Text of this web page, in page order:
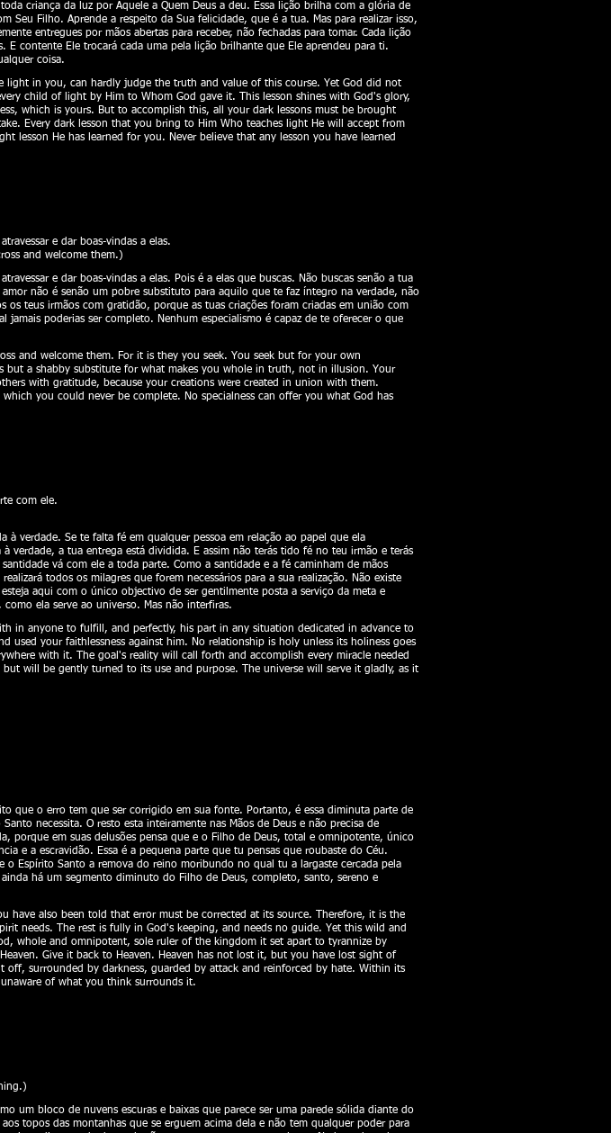
criança da luz por Aquele a Quem Deus a deu. Essa lição brilha com a glória de
Seu Filho. Aprende a respeito da Sua felicidade, que é a tua. Mas para realizar isso,
entregues por mãos abertas para receber, não fechadas para tomar. Cada lição
E contente Ele trocará cada uma pela lição brilhante que Ele aprendeu para ti.
coisa.
in you, can hardly judge the truth and value of this course. Yet God did not
child of light by Him to Whom God gave it. This lesson shines with God's glory,
which is yours. But to accomplish this, all your dark lessons must be brought
Every dark lesson that you bring to Him Who teaches light He will accept from
lesson He has learned for you. Never believe that any lesson you have learned
e dar boas-vindas a elas.
and welcome them.)
e dar boas-vindas a elas. Pois é a elas que buscas. Não buscas senão a tua
não é senão um pobre substituto para aquilo que te faz íntegro na verdade, não
teus irmãos com gratidão, porque as tuas criações foram criadas em união com
jamais poderias ser completo. Nenhum especialismo é capaz de te oferecer o que
and welcome them. For it is they you seek. You seek but for your own
a shabby substitute for what makes you whole in truth, not in illusion. Your
with gratitude, because your creations were created in union with them.
you could never be complete. No specialness can offer you what God has
com ele.
à verdade. Se te falta fé em qualquer pessoa em relação ao papel que ela
verdade, a tua entrega está dividida. E assim não terás tido fé no teu irmão e terás
vá com ele a toda parte. Como a santidade e a fé caminham de mãos
todos os milagres que forem necessários para a sua realização. Não existe
aqui com o único objectivo de ser gentilmente posta a serviço da meta e
ela serve ao universo. Mas não interfiras.
in anyone to fulfill, and perfectly, his part in any situation dedicated in advance to
your faithlessness against him. No relationship is holy unless its holiness goes
with it. The goal's reality will call forth and accomplish every miracle needed
will be gently turned to its use and purpose. The universe will serve it gladly, as it
que o erro tem que ser corrigido em sua fonte. Portanto, é essa diminuta parte de
necessita. O resto esta inteiramente nas Mãos de Deus e não precisa de
porque em suas delusões pensa que e o Filho de Deus, total e omnipotente, único
e a escravidão. Essa é a pequena parte que tu pensas que roubaste do Céu.
o Espírito Santo a remova do reino moribundo no qual tu a largaste cercada pela
há um segmento diminuto do Filho de Deus, completo, santo, sereno e
also been told that error must be corrected at its source. Therefore, it is the
needs. The rest is fully in God's keeping, and needs no guide. Yet this wild and
whole and omnipotent, sole ruler of the kingdom it set apart to tyrannize by
Give it back to Heaven. Heaven has not lost it, but you have lost sight of
surrounded by darkness, guarded by attack and reinforced by hate. Within its
of what you think surrounds it.
um bloco de nuvens escuras e baixas que parece ser uma parede sólida diante do
topos das montanhas que se erguem acima dela e não tem qualquer poder para